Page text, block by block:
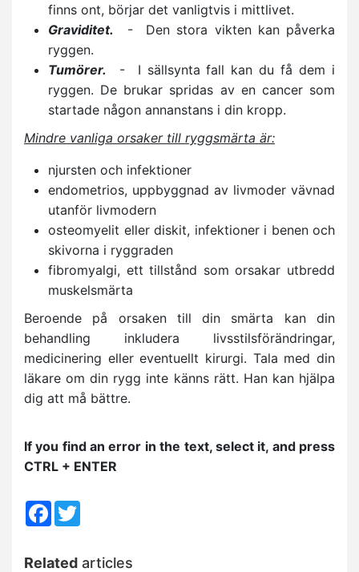
finns ont, börjar det vanligtvis i mittlivet.
Graviditet. - Den stora vikten kan påverka
ryggen.
Tumörer. - I sällsynta fall kan du få dem i
ryggen. De brukar spridas av en cancer som
startade någon annanstans i din kropp.
Mindre vanliga orsaker till ryggsmärta är:
njursten och infektioner
endometrios, uppbyggnad av livmoder vävnad
utanför livmodern
osteomyelit eller diskit, infektioner i benen och
skivorna i ryggraden
fibromyalgi, ett tillstånd som orsakar utbredd
muskelsmärta
Beroende på orsaken till din smärta kan din
behandling inkludera livsstilsförändringar,
medicinering eller eventuellt kirurgi. Tala med din
läkare om din rygg inte känns rätt. Han kan hjälpa
dig att må bättre.
If you find an error in the text, select it, and press
CTRL + ENTER
Facebook
Related articles